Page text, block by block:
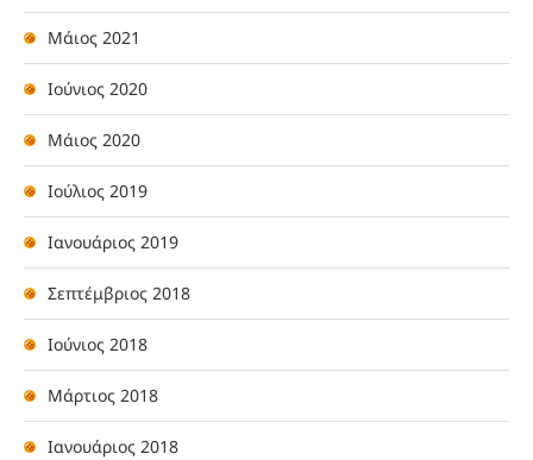
Μάιος 2021
Ιούνιος 2020
Μάιος 2020
Ιούλιος 2019
Ιανουάριος 2019
Σεπτέμβριος 2018
Ιούνιος 2018
Μάρτιος 2018
Ιανουάριος 2018